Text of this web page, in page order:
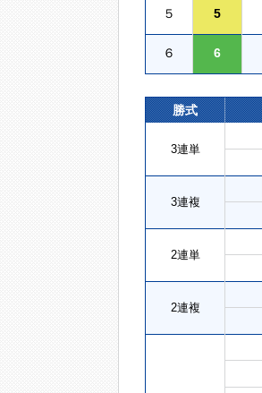
５ 5
６ 6
勝式
3連単
3連複
2連単
2連複